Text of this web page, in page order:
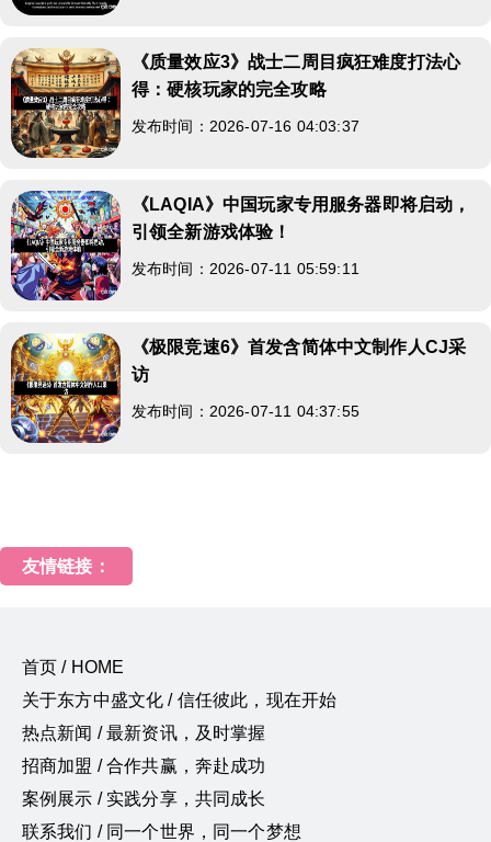
《质量效应3》战士二周目疯狂难度打法心
得：硬核玩家的完全攻略
发布时间：2026-07-16 04:03:37
《LAQIA》中国玩家专用服务器即将启动，
引领全新游戏体验！
发布时间：2026-07-11 05:59:11
《极限竞速6》首发含简体中文制作人CJ采
访
发布时间：2026-07-11 04:37:55
友情链接：
首页 / HOME
关于东方中盛文化 / 信任彼此，现在开始
热点新闻 / 最新资讯，及时掌握
招商加盟 / 合作共赢，奔赴成功
案例展示 / 实践分享，共同成长
联系我们 / 同一个世界，同一个梦想